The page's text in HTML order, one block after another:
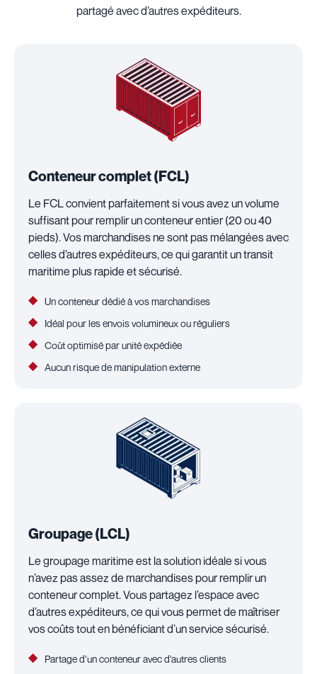
partagé avec d’autres expéditeurs.
Conteneur complet (FCL)
Le FCL convient parfaitement si vous avez un volume
suffisant pour remplir un conteneur entier (20 ou 40
pieds). Vos marchandises ne sont pas mélangées avec
celles d’autres expéditeurs, ce qui garantit un transit
maritime plus rapide et sécurisé.
Un conteneur dédié à vos marchandises
Idéal pour les envois volumineux ou réguliers
Coût optimisé par unité expédiée
Aucun risque de manipulation externe
Groupage (LCL)
Le groupage maritime est la solution idéale si vous
n’avez pas assez de marchandises pour remplir un
conteneur complet. Vous partagez l’espace avec
d’autres expéditeurs, ce qui vous permet de maîtriser
vos coûts tout en bénéficiant d’un service sécurisé.
Partage d’un conteneur avec d’autres clients